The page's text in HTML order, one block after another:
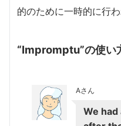
的のために一時的に行
“Impromptu”の使い
Aさん
We